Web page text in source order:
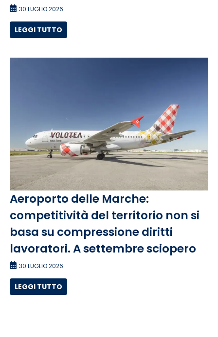
30 LUGLIO 2026
LEGGI TUTTO
Aeroporto delle Marche:
competitività del territorio non si
basa su compressione diritti
lavoratori. A settembre sciopero
30 LUGLIO 2026
LEGGI TUTTO